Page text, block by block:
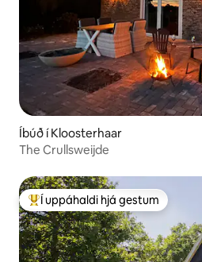
Íbúð í Kloosterhaar
The Crullsweijde
Í mestu uppáhaldi hjá gestum
Í uppáhaldi hjá gestum